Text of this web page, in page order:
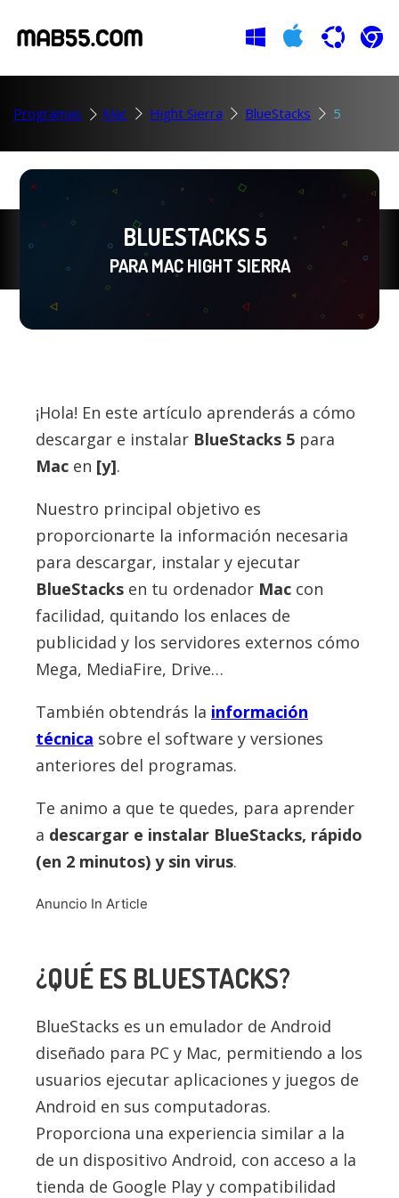
Programas Mac Hight Sierra BlueStacks 5
BLUESTACKS 5
PARA MAC HIGHT SIERRA
¡Hola! En este artículo aprenderás a cómo
descargar e instalar BlueStacks 5 para
Mac en [y].
Nuestro principal objetivo es
proporcionarte la información necesaria
para descargar, instalar y ejecutar
BlueStacks en tu ordenador Mac con
facilidad, quitando los enlaces de
publicidad y los servidores externos cómo
Mega, MediaFire, Drive…
También obtendrás la información
técnica sobre el software y versiones
anteriores del programas.
Te animo a que te quedes, para aprender
a descargar e instalar BlueStacks, rápido
(en 2 minutos) y sin virus.
Anuncio In Article
¿QUÉ ES BLUESTACKS?
BlueStacks es un emulador de Android
diseñado para PC y Mac, permitiendo a los
usuarios ejecutar aplicaciones y juegos de
Android en sus computadoras.
Proporciona una experiencia similar a la
de un dispositivo Android, con acceso a la
tienda de Google Play y compatibilidad